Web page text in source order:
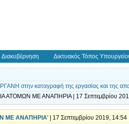
Διακυβέρνηση Δικτυακός Τόπος
στην καταγραφή της εργασίας και της
ΑΤΟΜΩΝ ΜΕ ΑΝΑΠΗΡΙΑ | 17 Σεπτεμβρίου
ΜΕ ΑΝΑΠΗΡΙΑ' | 17 Σεπτεμβρίου 2019, 14:54